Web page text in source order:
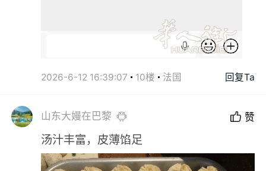
2026-6-12 16:39:07 10楼 法国 回复Ta
山东大嫚在巴黎 赞
汤汁丰富，皮薄馅足